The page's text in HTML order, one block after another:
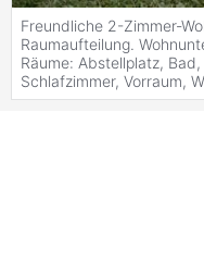
Freundliche 2-Zimmer-
Raumaufteilung.
Räume: Abstellplatz,
Schlafzimmer, Vorraum,